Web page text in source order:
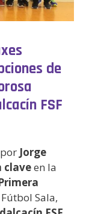
de
FSF
Jorge
claveen la
Sala,